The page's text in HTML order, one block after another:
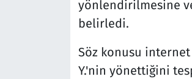
yönlendirilmesine
belirledi.
Söz konusu
Y.'nin yönettiğini